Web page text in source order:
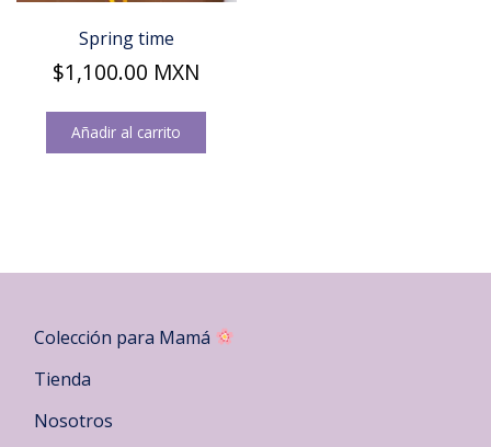
Spring time
$1,100.00 MXN
Añadir al carrito
Colección para Mamá
Tienda
Nosotros